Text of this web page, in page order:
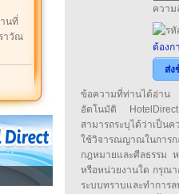
นที่
าวัณ
ความ
ต้องก
ส่ง
ข้อความที่ท่านได้อ่าน
อัตโนมัติ
สามารถระบุได้ว่าเป็น
ใช้วิจารณญาณในกา
กฎหมายและศีลธรรม
หรือหน่วยงานใด กรุณา
ระบบทราบและทำกา